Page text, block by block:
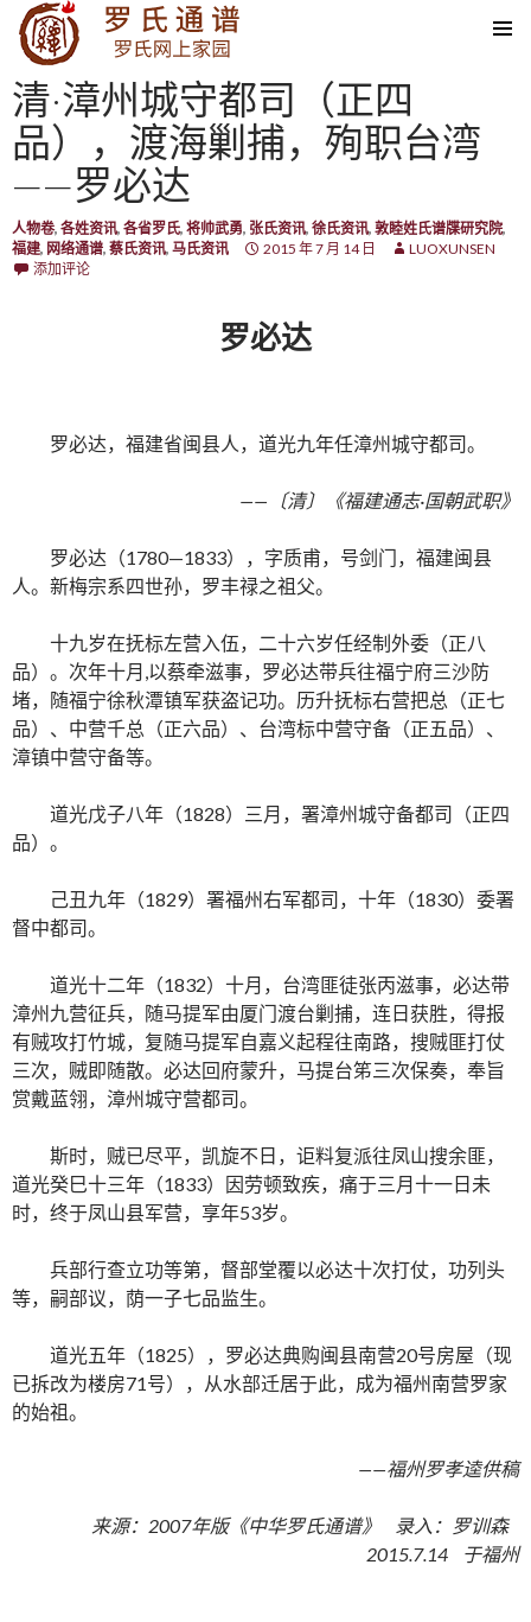
SKIP TO CONTENT
清·漳州城守都司（正四
品），渡海剿捕，殉职台湾
——罗必达
人物卷, 各姓资讯, 各省罗氏, 将帅武勇, 张氏资讯, 徐氏资讯, 敦睦姓氏谱牒研究院,
福建, 网络通谱, 蔡氏资讯, 马氏资讯 2015 年 7 月 14 日
LUOXUNSEN
添加评论
罗必达
罗必达，福建省闽县人，道光九年任漳州城守都司。
——〔清〕《福建通志·国朝武职》
罗必达（1780—1833），字质甫，号剑门，福建闽县
人。新梅宗系四世孙，罗丰禄之祖父。
十九岁在抚标左营入伍，二十六岁任经制外委（正八
品）。次年十月,以蔡牵滋事，罗必达带兵往福宁府三沙防
堵，随福宁徐秋潭镇军获盗记功。历升抚标右营把总（正七
品）、中营千总（正六品）、台湾标中营守备（正五品）、
漳镇中营守备等。
道光戊子八年（1828）三月，署漳州城守备都司（正四
品）。
己丑九年（1829）署福州右军都司，十年（1830）委署
督中都司。
道光十二年（1832）十月，台湾匪徒张丙滋事，必达带
漳州九营征兵，随马提军由厦门渡台剿捕，连日获胜，得报
有贼攻打竹城，复随马提军自嘉义起程往南路，搜贼匪打仗
三次，贼即随散。必达回府蒙升，马提台笫三次保奏，奉旨
赏戴蓝翎，漳州城守营都司。
斯时，贼已尽平，凯旋不日，讵料复派往凤山搜余匪，
道光癸巳十三年（1833）因劳顿致疾，痛于三月十一日未
时，终于凤山县军营，享年53岁。
兵部行查立功等第，督部堂覆以必达十次打仗，功列头
等，嗣部议，荫一子七品监生。
道光五年（1825），罗必达典购闽县南营20号房屋（现
已拆改为楼房71号），从水部迁居于此，成为福州南营罗家
的始祖。
——福州罗孝逵供稿
来源：2007年版《中华罗氏通谱》 录入：罗训森
2015.7.14 于福州